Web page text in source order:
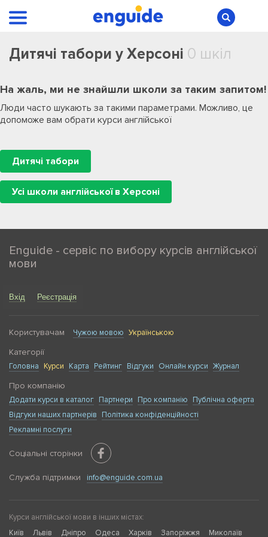
Дитячі табори у Херсоні 0 шкіл
На жаль, ми не знайшли школи за таким запитом!
Люди часто шукають за такими параметрами. Можливо, це
допоможе вам обрати курси англійської
Дитячі табори
Усі школи англійської в Херсоні
Enguide - сервіс по вибору курсів англійської
мови
Вхід Реєстрація
Користувачам Чужою мовою Українською
Категорії
Головна Курси Карта Рейтинг Відгуки Онлайн курси Журнал
Про компанію
Додати курси в каталог Партнери Про компанію
Публічна оферта
Відгуки наших партнерів
Політика конфіденційності
Рекламні послуги
Соціальні сторінки
Служба підтримки info@enguide.com.ua
Курси англійської мови в інших містах:
Київ
Львів Дніпро Одеса Харків Запоріжжя Миколаїв